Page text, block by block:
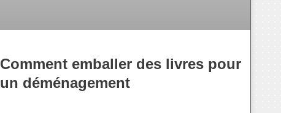
Comment emballer des livres pour
un déménagement